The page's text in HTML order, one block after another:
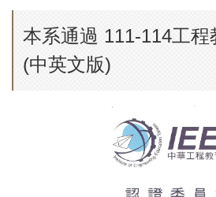
本系通過 111-114工
(中英文版)